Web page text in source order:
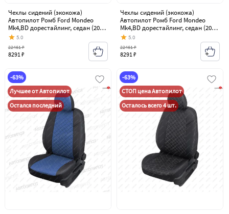
Чехлы сидений (экокожа)
Автопилот Ромб Ford Mondeo
Mk4,BD дорестайлинг, седан (2007-
2010)
5.0
8291 ₽
22461 ₽
Чехлы сидений (экокожа)
Автопилот Ромб Ford Mondeo
Mk4,BD дорестайлинг, седан (2007-
2010)
5.0
8291 ₽
22461 ₽
-63%
Лучшее от Автопилот
Остался последний
-63%
СТОП цена Автопилот
Осталось всего 4 шт.